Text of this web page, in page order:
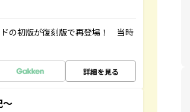
の初版が復刻版で再登場！ 当時
詳細を見る
～